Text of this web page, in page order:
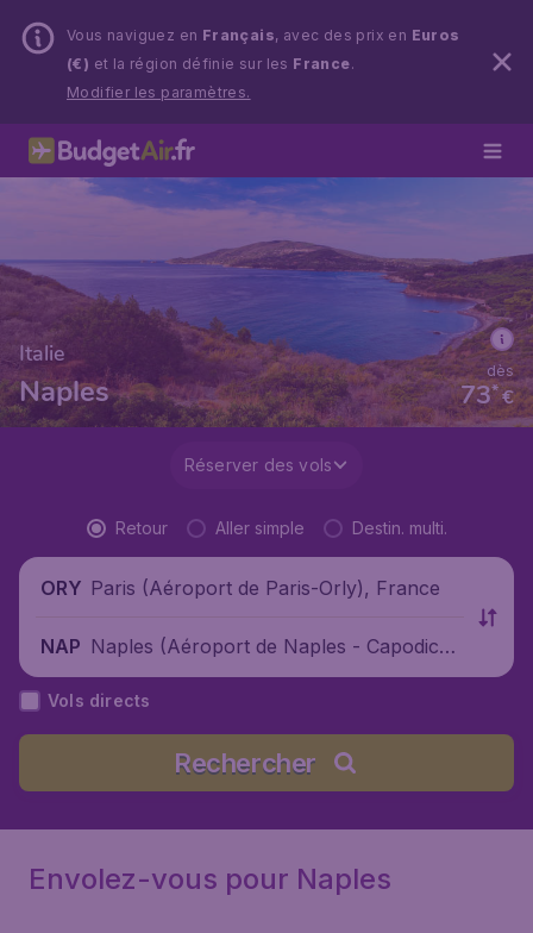
Vous naviguez en Français, avec des prix en Euros
(€) et la région définie sur les France.
Modifier les paramètres.
Italie
Naples €
73*
dès
Réserver des vols
Retour Aller simple Destin. multi.
ORY Paris (Aéroport de Paris-Orly), France
NAP Naples (Aéroport de Naples - Capodichi
no), Italie
Vols directs
Rechercher
Envolez-vous pour Naples